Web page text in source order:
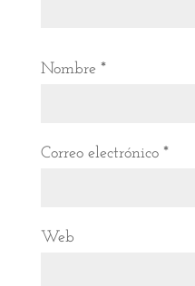
Nombre *
Correo electrónico *
Web